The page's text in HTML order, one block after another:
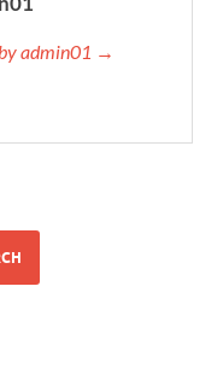
admin01 →